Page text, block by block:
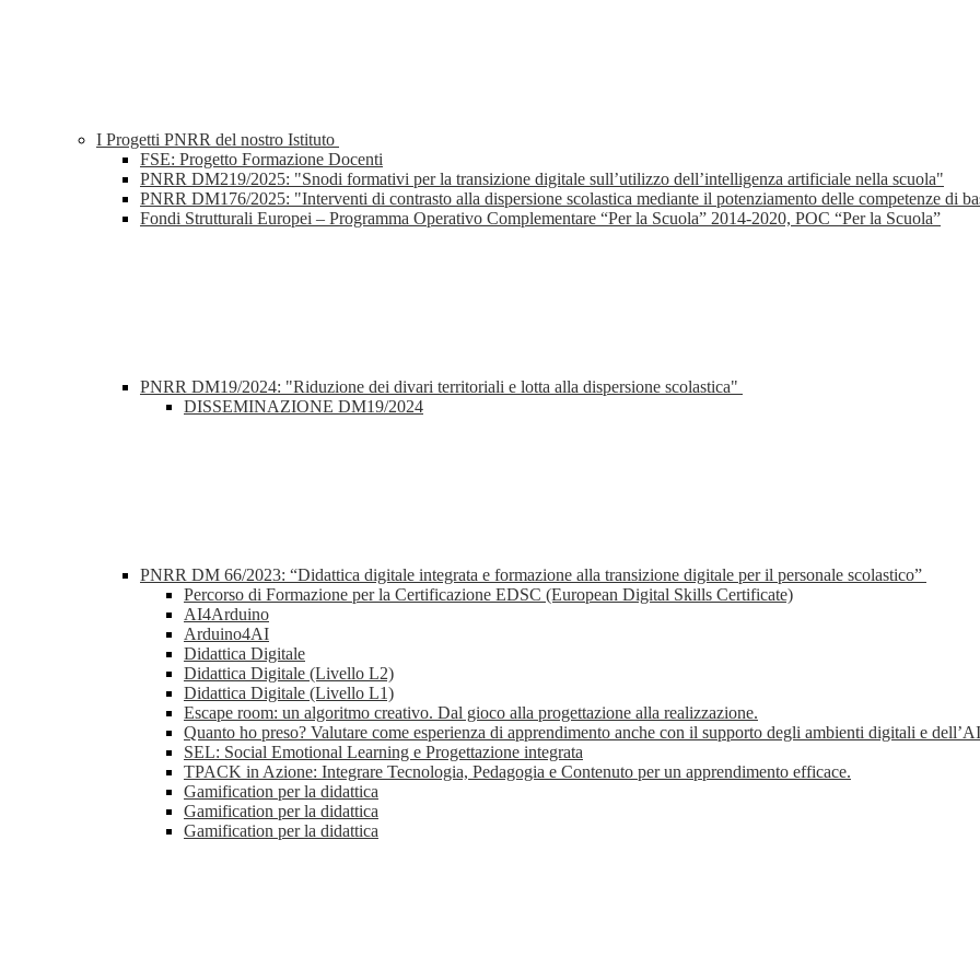
I Progetti PNRR del nostro Istituto
FSE: Progetto Formazione Docenti
PNRR DM219/2025: "Snodi formativi per la transizione digitale sull’utilizzo dell’intelligenza artificiale nella scuola"
PNRR DM176/2025: "Interventi di contrasto alla dispersione scolastica mediante il potenziamento delle competenze di
Fondi Strutturali Europei – Programma Operativo Complementare “Per la Scuola” 2014-2020, POC “Per la Scuola”
PNRR DM19/2024: "Riduzione dei divari territoriali e lotta alla dispersione scolastica"
DISSEMINAZIONE DM19/2024
PNRR DM 66/2023: “Didattica digitale integrata e formazione alla transizione digitale per il personale scolastico”
Percorso di Formazione per la Certificazione EDSC (European Digital Skills Certificate)
AI4Arduino
Arduino4AI
Didattica Digitale
Didattica Digitale (Livello L2)
Didattica Digitale (Livello L1)
Escape room: un algoritmo creativo. Dal gioco alla progettazione alla realizzazione.
Quanto ho preso? Valutare come esperienza di apprendimento anche con il supporto degli ambienti digitali e dell’AI
SEL: Social Emotional Learning e Progettazione integrata
TPACK in Azione: Integrare Tecnologia, Pedagogia e Contenuto per un apprendimento efficace.
Gamification per la didattica
Gamification per la didattica
Gamification per la didattica